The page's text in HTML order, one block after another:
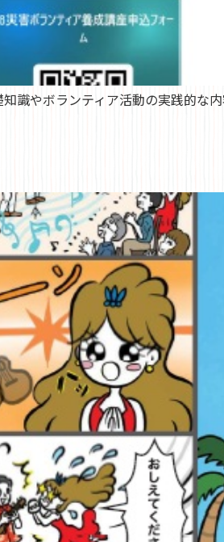
識やボランティア活動の実践的な